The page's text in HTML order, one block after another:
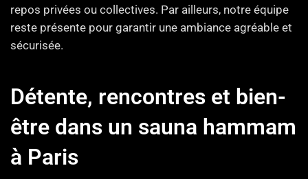
repos privées ou collectives. Par ailleurs, notre équipe
reste présente pour garantir une ambiance agréable et
sécurisée.
Détente, rencontres et bien-
être dans un sauna hammam
à Paris